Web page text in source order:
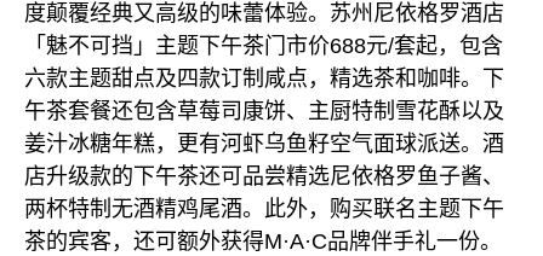
度颠覆经典又高级的味蕾体验。苏州尼依格罗酒店
「魅不可挡」主题下午茶门市价688元/套起，包含
六款主题甜点及四款订制咸点，精选茶和咖啡。下
午茶套餐还包含草莓司康饼、主厨特制雪花酥以及
姜汁冰糖年糕，更有河虾乌鱼籽空气面球派送。酒
店升级款的下午茶还可品尝精选尼依格罗鱼子酱、
两杯特制无酒精鸡尾酒。此外，购买联名主题下午
茶的宾客，还可额外获得M·A·C品牌伴手礼一份。